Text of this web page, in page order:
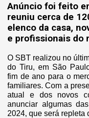
Anúncio foi feito
reuniu cerca de
elenco da casa,
e profissionais do
O SBT realizou no
do Tiru, em São
fim de ano para o
familiares. Com a
atual e dos novos
anunciar algumas
2024, que será repleta